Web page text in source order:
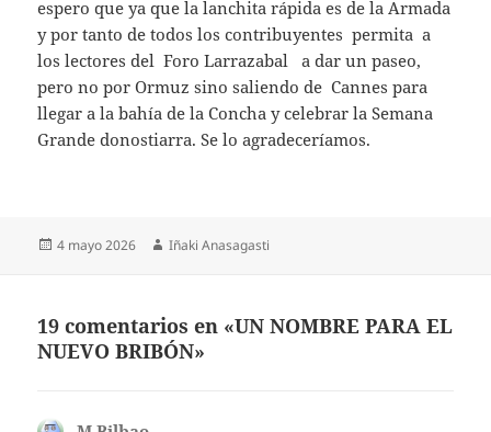
espero que ya que la lanchita rápida es de la Armada
y por tanto de todos los contribuyentes permita a
los lectores del Foro Larrazabal a dar un paseo,
pero no por Ormuz sino saliendo de Cannes para
llegar a la bahía de la Concha y celebrar la Semana
Grande donostiarra. Se lo agradeceríamos.
Publicado
4 mayo 2026 Autor
Iñaki Anasagasti
19 comentarios en «UN NOMBRE PARA EL
NUEVO BRIBÓN»